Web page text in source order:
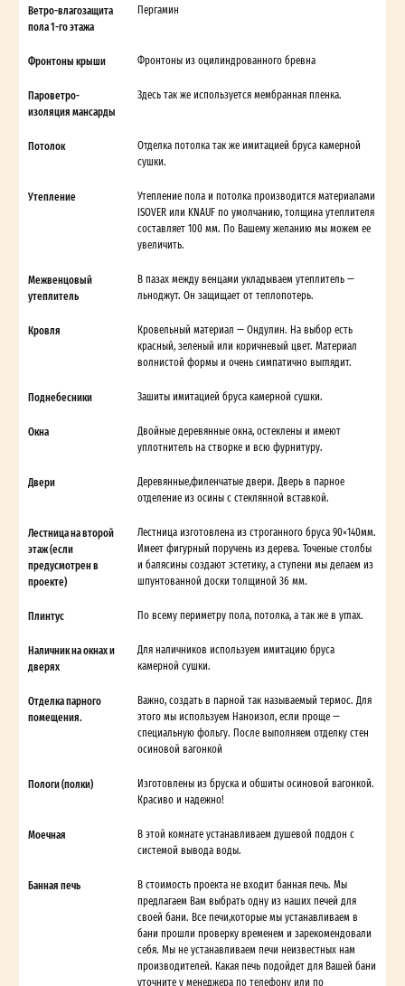
Ветро-влагозащита
пола 1-го этажа
Пергамин
Фронтоны крыши Фронтоны из оцилиндрованного бревна
Пароветро-
изоляция мансарды
Здесь так же используется мембранная пленка.
Потолок
Отделка потолка так же имитацией бруса камерной
сушки.
Утепление
Утепление пола и потолка производится материалами
ISOVER или KNAUF по умолчанию, толщина утеплителя
составляет 100 мм. По Вашему желанию мы можем ее
увеличить.
Межвенцовый
утеплитель
В пазах между венцами укладываем утеплитель —
льноджут. Он защищает от теплопотерь.
Кровля
Кровельный материал — Ондулин. На выбор есть
красный, зеленый или коричневый цвет. Материал
волнистой формы и очень симпатично выглядит.
Поднебесники Зашиты имитацией бруса камерной сушки.
Окна
Двойные деревянные окна, остеклены и имеют
уплотнитель на створке и всю фурнитуру.
Двери
Деревянные,филенчатые двери. Дверь в парное
отделение из осины с стеклянной вставкой.
Лестница на второй
этаж (если
предусмотрен в
проекте)
Лестница изготовлена из строганного бруса 90×140мм.
Имеет фигурный поручень из дерева. Точеные столбы
и балясины создают эстетику, а ступени мы делаем из
шпунтованной доски толщиной 36 мм.
Плинтус По всему периметру пола, потолка, а так же в углах.
Наличник на окнах и
дверях
Для наличников используем имитацию бруса
камерной сушки.
Отделка парного
помещения.
Важно, создать в парной так называемый термос. Для
этого мы используем Наноизол, если проще —
специальную фольгу. После выполняем отделку стен
осиновой вагонкой
Пологи (полки)
Изготовлены из бруска и обшиты осиновой вагонкой.
Красиво и надежно!
Моечная
В этой комнате устанавливаем душевой поддон с
системой вывода воды.
Банная печь
В стоимость проекта не входит банная печь. Мы
предлагаем Вам выбрать одну из наших печей для
своей бани. Все печи,которые мы устанавливаем в
бани прошли проверку временем и зарекомендовали
себя. Мы не устанавливаем печи неизвестных нам
производителей. Какая печь подойдет для Вашей бани
уточните у менеджера по телефону или по